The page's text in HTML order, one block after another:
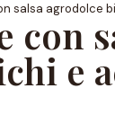
salsa agrodolce
con
e